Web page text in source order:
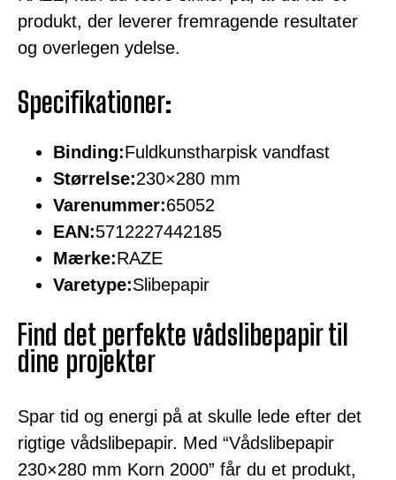
produkt, der leverer fremragende resultater
og overlegen ydelse.
Specifikationer:
Binding:Fuldkunstharpisk vandfast
Størrelse:230×280 mm
Varenummer:65052
EAN:5712227442185
Mærke:RAZE
Varetype:Slibepapir
Find det perfekte vådslibepapir til
dine projekter
Spar tid og energi på at skulle lede efter det
rigtige vådslibepapir. Med “Vådslibepapir
230×280 mm Korn 2000” får du et produkt,